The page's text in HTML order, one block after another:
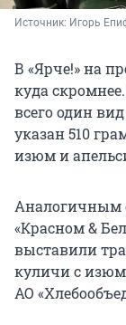
Источник: Игорь
В «Ярче!» на
куда
всего один
указан 510
изюм и
Аналогичным
«Красном &
выставили
куличи с
АО